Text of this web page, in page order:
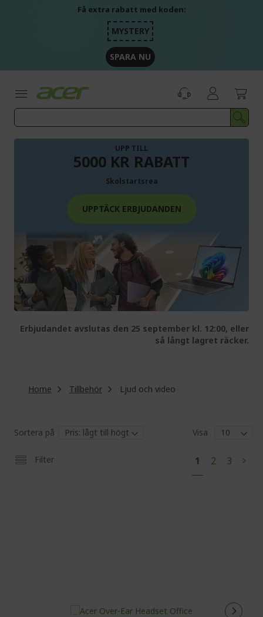
Få extra rabatt med koden:
MYSTERY
SPARA NU
UPP TILL
5000 KR RABATT
Skolstartsrea
UPPTÄCK ERBJUDANDEN
Erbjudandet avslutas den 25 september kl. 12:00, eller
så långt lagret räcker.
Home Tillbehör Ljud och video
Sortera på Visa
Filter
You're
currently
1 Page
2 Page
3 Page
Next